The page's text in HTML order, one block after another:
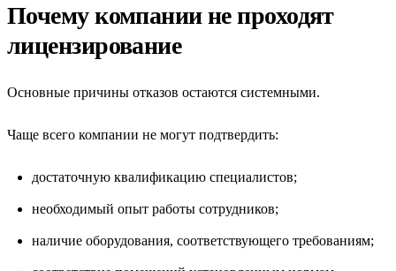
Почему компании не проходят
лицензирование
Основные причины отказов остаются системными.
Чаще всего компании не могут подтвердить:
достаточную квалификацию специалистов;
необходимый опыт работы сотрудников;
наличие оборудования, соответствующего требованиям;